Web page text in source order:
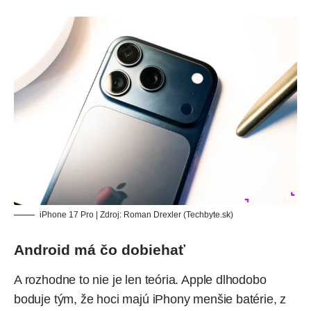
iPhone 17 Pro | Zdroj: Roman Drexler (Techbyte.sk)
Android má čo dobiehať
A rozhodne to nie je len teória. Apple dlhodobo
boduje tým, že hoci majú iPhony menšie batérie, z